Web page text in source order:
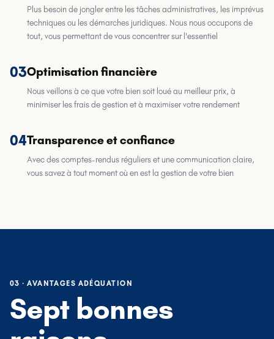
Plus besoin de jongler entre les tâches administratives, les imprévus
techniques ou les démarches juridiques. Nous nous occupons de
tout, vous permettant de vous concentrer sur l'essentiel
03Optimisation financière
Nous veillons à ce que votre bien soit loué au meilleur prix, à
minimiser les frais de gestion et à maximiser votre rendement
04Transparence et confiance
Avec des comptes-rendus réguliers et une communication claire,
vous savez à tout moment où en est la gestion de votre bien
03 · AVANTAGES ADÉQUATION
Sept bonnes